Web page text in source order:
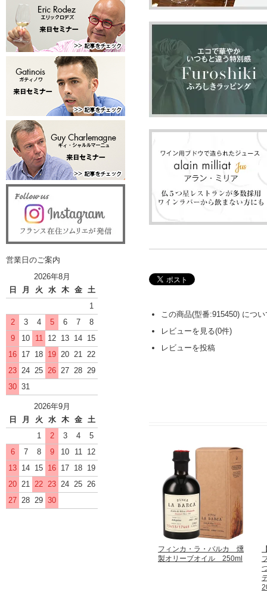
この商品(型番:915450) につ
レビューを見る(0件)
レビューを投稿
フィンカ・ラ・バルカ 燻
製オリーブオイル 250ml
営業日のご案内
2026年8月
日
月 火 水 木 金
土
1
2
3 4 5 6 7
8
9
10 11 12 13 14 15
16 17 18 19 20 21 22
23 24 25 26 27 28 29
30 31
2026年9月
日
月 火 水 木 金
土
1
2 3 4
5
6
7 8 9 10 11
12
13 14 15 16 17 18 19
20 21 22 23 24 25 26
27 28 29 30